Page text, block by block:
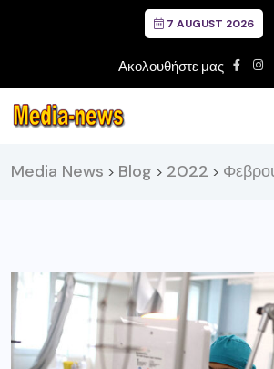
7 AUGUST 2026
Ακολουθήστε μας
Media News > Blog > 2022 >